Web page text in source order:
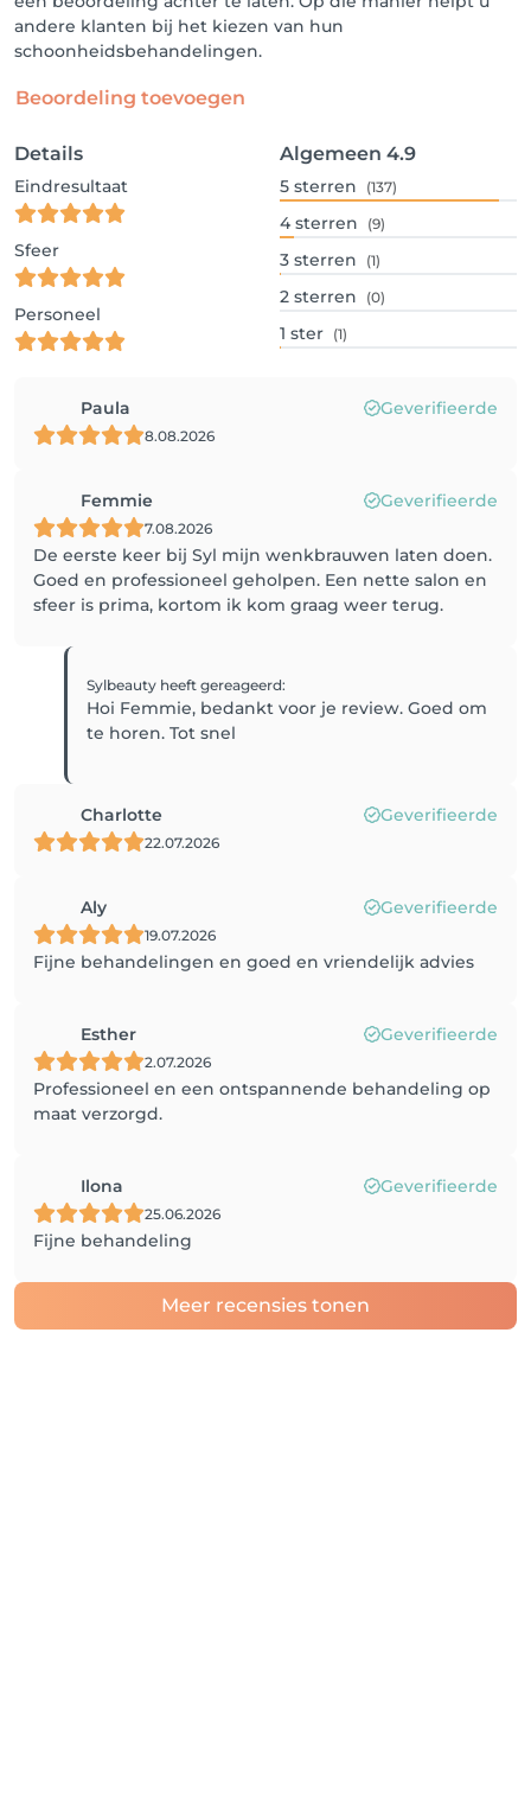
andere klanten bij het kiezen van hun
schoonheidsbehandelingen.
Beoordeling toevoegen
Details
Eindresultaat
Sfeer
Personeel
Algemeen 4.9
5 sterren (137)
4 sterren (9)
3 sterren (1)
2 sterren (0)
1 ster (1)
Paula Geverifieerde
8.08.2026
Femmie Geverifieerde
7.08.2026
De eerste keer bij Syl mijn wenkbrauwen laten doen.
Goed en professioneel geholpen. Een nette salon en
sfeer is prima, kortom ik kom graag weer terug.
Sylbeauty heeft gereageerd:
Hoi Femmie, bedankt voor je review. Goed om
te horen. Tot snel
Charlotte Geverifieerde
22.07.2026
Aly Geverifieerde
19.07.2026
Fijne behandelingen en goed en vriendelijk advies
Esther Geverifieerde
2.07.2026
Professioneel en een ontspannende behandeling op
maat verzorgd.
Ilona Geverifieerde
25.06.2026
Fijne behandeling
Meer recensies tonen